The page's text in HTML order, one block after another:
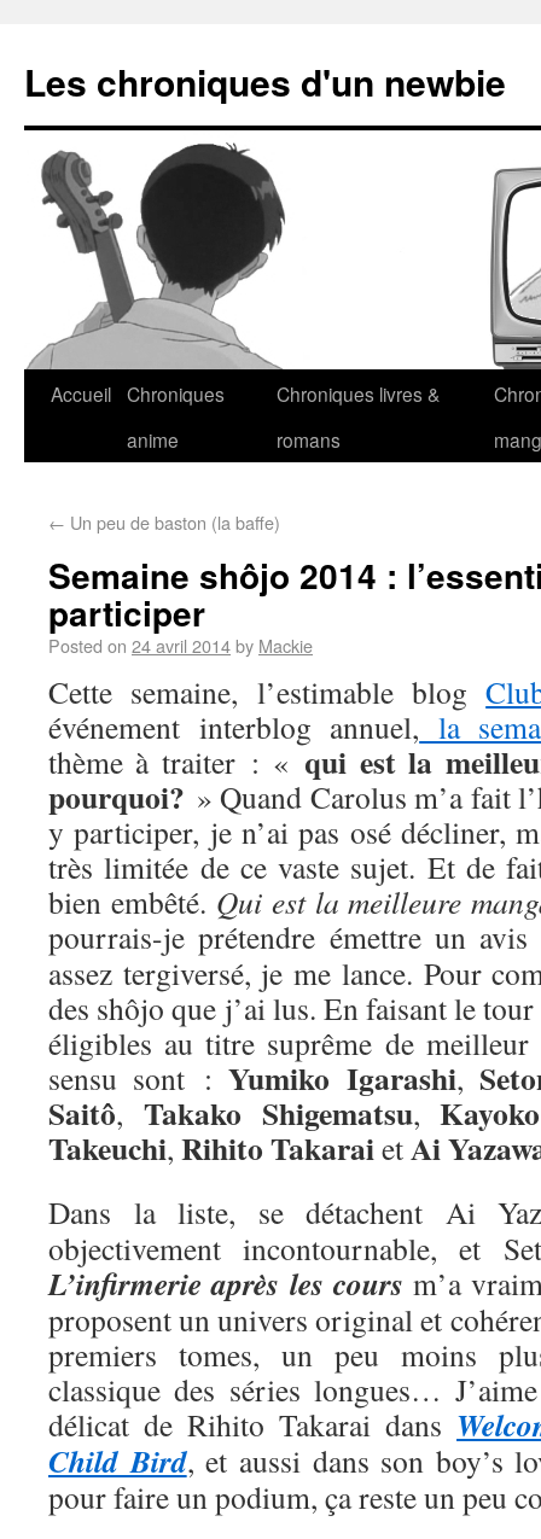
Les chroniques d'un newbie
Accueil Chroniques
anime
Chroniques livres &
romans
← Un peu de baston (la baffe)
Semaine shôjo 2014 :
participer
Posted on 24 avril 2014by Mackie
Cette semaine, l’estimable blog
événement interblog annuel, la
thème à traiter : « qui est la
pourquoi? » Quand Carolus m’a fait
y participer, je n’ai pas osé décliner,
très limitée de ce vaste sujet. Et de
bien embêté. Qui est la meilleure
pourrais-je prétendre émettre un
assez tergiversé, je me lance. Pour
des shôjo que j’ai lus. En faisant le tour
éligibles au titre suprême de
sensu sont :Yumiko Igarashi,
Saitô, Takako Shigematsu,Kayoko
Takeuchi, Rihito TakaraietAi
Dans la liste, se détachent Ai
objectivement incontournable, et
L’infirmerie après les cours m’a
proposent un univers original et
premiers tomes, un peu moins
classique des séries longues…
délicat de Rihito Takarai dans
Child Bird, et aussi dans son boy’s
pour faire un podium, ça reste un peu